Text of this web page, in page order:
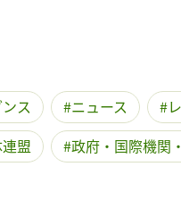
ス ニュース
盟 政府・国際機関